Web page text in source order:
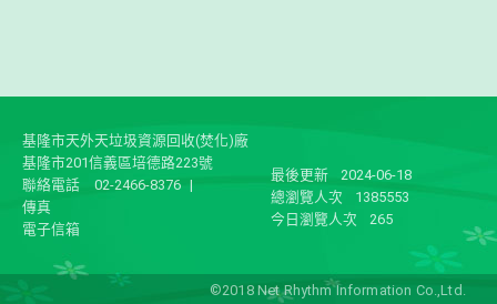
基隆市天外天垃圾資源回收(焚化)廠
基隆市201信義區培德路223號
聯絡電話
02-2466-8376 |
傳真
電子信箱
最後更新
2024-06-18
總瀏覽人次
1385553
今日瀏覽人次
265
©2018 Net Rhythm Information Co.,Ltd.